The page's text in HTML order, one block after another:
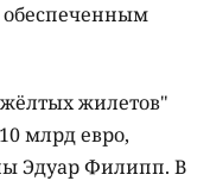
жилетов"
млрд евро,
Эдуар Филипп. В